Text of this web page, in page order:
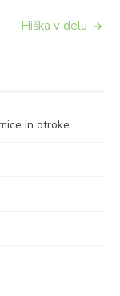
Hiška v delu
in otroke